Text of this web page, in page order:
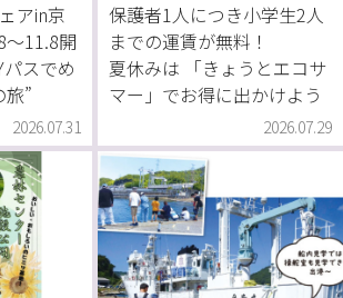
アin京
11.8開
スでめ
”
2026.07.31
保護者1人につき小学生2人
までの運賃が無料！
夏休みは 「きょうとエコサ
マー」でお得に出かけよう
2026.07.29